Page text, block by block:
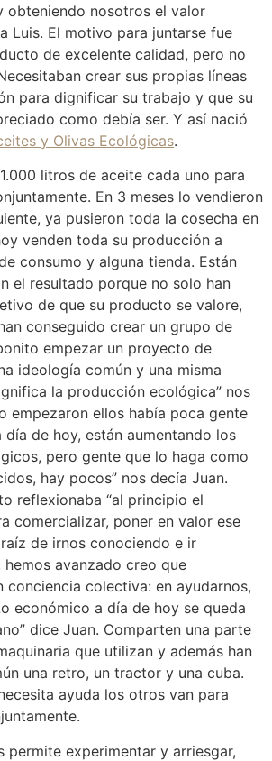
obteniendo nosotros el valor
Luis. El motivo para juntarse fue
de excelente calidad, pero no
crear sus propias líneas
para dignificar su trabajo y que su
como debía ser. Y así nació
y Olivas Ecológicas.
litros de aceite cada uno para
En 3 meses lo vendieron
ya pusieron toda la cosecha en
venden toda su producción a
consumo y alguna tienda. Están
el resultado porque no solo han
de que su producto se valore,
conseguido crear un grupo de
empezar un proyecto de
ideología común y una misma
la producción ecológica” nos
empezaron ellos había poca gente
día de hoy, están aumentando los
pero gente que lo haga como
hay pocos” nos decía Juan.
reflexionaba “al principio el
comercializar, poner en valor ese
de irnos conociendo e ir
avanzado creo que
conciencia colectiva: en ayudarnos,
económico a día de hoy se queda
dice Juan. Comparten una parte
que utilizan y además han
una retro, un tractor y una cuba.
ayuda los otros van para
permite experimentar y arriesgar,